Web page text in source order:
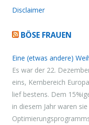
Disclaimer
BÖSE FRAUEN
Eine (etwas andere)
Es war der 22.
eins, Kernbereich
lief bestens. Dem
in diesem Jahr waren